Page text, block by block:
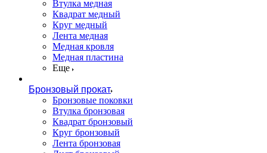
Втулка медная
Квадрат медный
Круг медный
Лента медная
Медная кровля
Медная пластина
Еще
Бронзовый прокат
Бронзовые поковки
Втулка бронзовая
Квадрат бронзовый
Круг бронзовый
Лента бронзовая